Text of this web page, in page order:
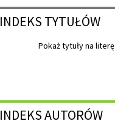
INDEKS TYTUŁÓW
Pokaż tytuły na literę
INDEKSAUTORÓW